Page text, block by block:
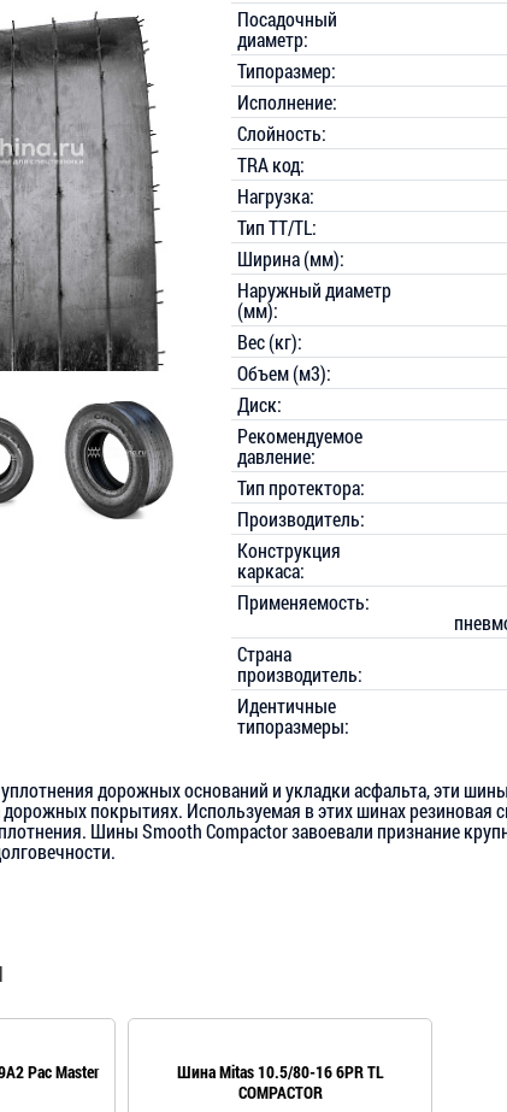
Посадочный
диаметр:
Типоразмер:
Исполнение:
Слойность:
TRA код:
Нагрузка:
Тип TT/TL:
Ширина (мм):
Наружный диаметр
(мм):
Вес (кг):
Объем (м3):
Диск:
Рекомендуемое
давление:
Тип протектора:
Производитель:
Конструкция
каркаса:
Применяемость:
Страна
производитель:
Идентичные
типоразмеры:
дорожных оснований и укладки асфальта, эти
дорожных покрытиях. Используемая в этих шинах
Шины Smooth Compactor завоевали признание
Pac Master
Шина Mitas 10.5/80-16 6PR TL
COMPACTOR